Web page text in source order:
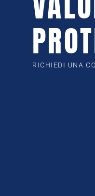
RICHIEDI UNA